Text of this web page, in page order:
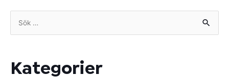
Sök
Kategorier